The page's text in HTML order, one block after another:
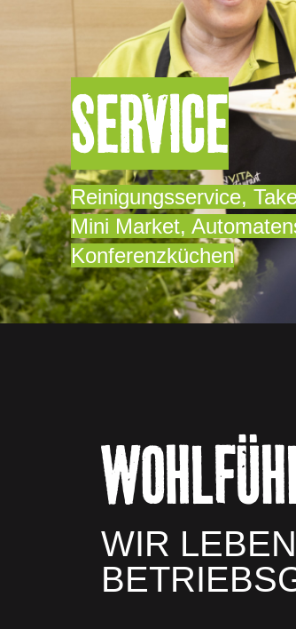
SERVICE
Reinigungsservice,
Mini Market,
Konferenzküchen
WIR